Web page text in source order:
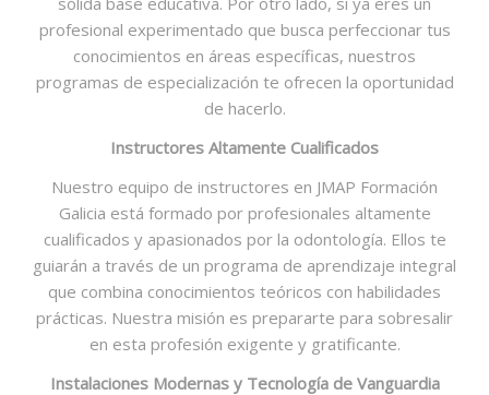
profesional experimentado que busca perfeccionar tus
conocimientos en áreas específicas, nuestros
programas de especialización te ofrecen la oportunidad
de hacerlo.
Instructores Altamente Cualificados
Nuestro equipo de instructores en JMAP Formación
Galicia está formado por profesionales altamente
cualificados y apasionados por la odontología. Ellos te
guiarán a través de un programa de aprendizaje integral
que combina conocimientos teóricos con habilidades
prácticas. Nuestra misión es prepararte para sobresalir
en esta profesión exigente y gratificante.
Instalaciones Modernas y Tecnología de Vanguardia